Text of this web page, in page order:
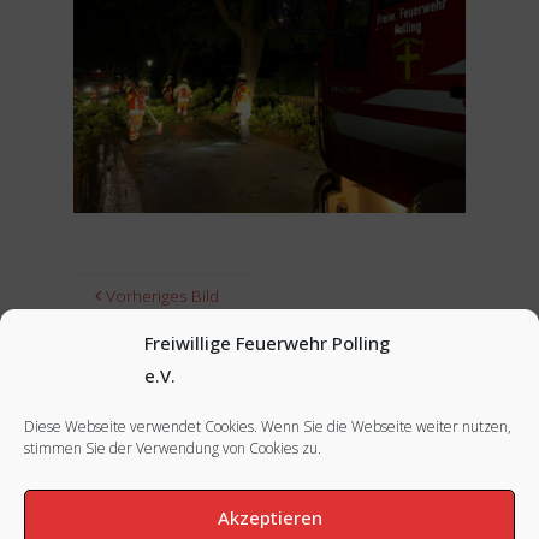
Freiwillige Feuerwehr Polling
e.V.
Diese Webseite verwendet Cookies. Wenn Sie die Webseite weiter nutzen,
stimmen Sie der Verwendung von Cookies zu.
Akzeptieren
Vorheriges Bild
Nächstes Bild